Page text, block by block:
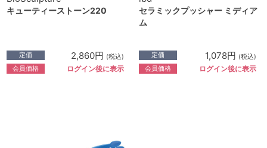
キューティーストーン220
定価 2,860円 (税込)
会員価格 ログイン後に表示
セラミックプッシャー ミディア
ム
定価 1,078円 (税込)
会員価格 ログイン後に表示